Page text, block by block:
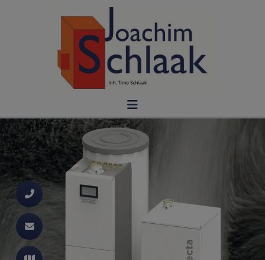
schließen